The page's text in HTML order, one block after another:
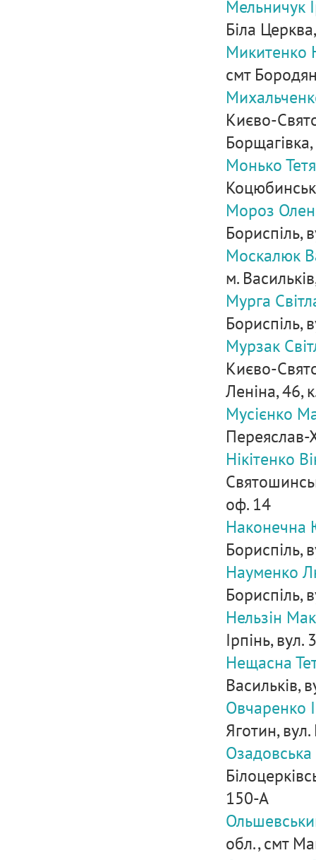
Мельничук
Біла
Микитенко
смт
Києво-
Монько
Мороз
Бориспіль,
Москалюк
м.
Мурга
Бориспіль,
Мурзак
Києво-
Леніна, 46,
Мусієнко
Переяслав-
Нікітенко
оф. 14
Наконечна
Бориспіль,
Науменко
Бориспіль,
Нельзін
Ірпінь, вул.
Нещасна
Васильків,
Овчаренко
Яготин,
150-А
обл., смт